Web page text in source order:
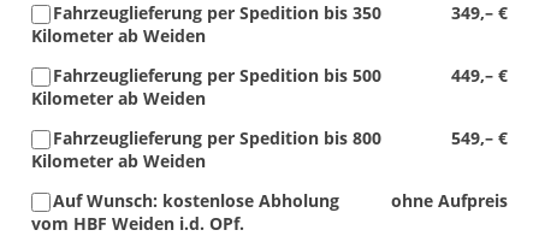
349,– €
Fahrzeuglieferung per Spedition bis 350
Kilometer ab Weiden
449,– €
Fahrzeuglieferung per Spedition bis 500
Kilometer ab Weiden
549,– €
Fahrzeuglieferung per Spedition bis 800
Kilometer ab Weiden
ohne Aufpreis
Auf Wunsch: kostenlose Abholung
vom HBF Weiden i.d. OPf.